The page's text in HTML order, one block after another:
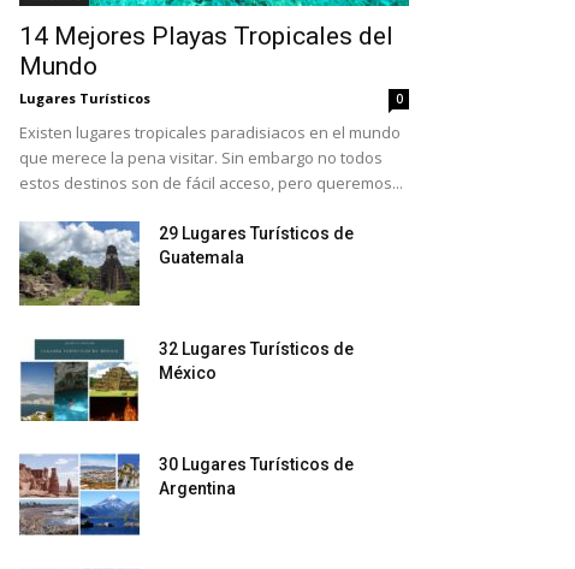
14 Mejores Playas Tropicales del
Mundo
Lugares Turísticos 0
Existen lugares tropicales paradisiacos en el mundo
que merece la pena visitar. Sin embargo no todos
estos destinos son de fácil acceso, pero queremos...
29 Lugares Turísticos de
Guatemala
32 Lugares Turísticos de
México
30 Lugares Turísticos de
Argentina